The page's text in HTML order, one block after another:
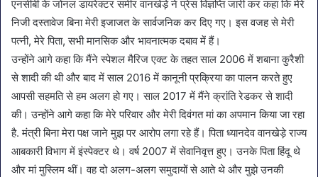
एनसीबी के जोनल डायरेक्टर समीर वानखेड़े ने प्रेस विज्ञप्ति जारी कर कहा कि मेरे
निजी दस्तावेज बिना मेरी इजाजत के सार्वजनिक कर दिए गए। इस वजह से मेरी
पत्नी, मेरे पिता, सभी मानसिक और भावनात्मक दबाव में हैं।
उन्होंने आगे कहा कि मैंने स्पेशल मैरिज एक्ट के तहत साल 2006 में शबाना कुरैशी
से शादी की थी और बाद में साल 2016 में कानूनी प्रक्रिया का पालन करते हुए
आपसी सहमति से हम अलग हो गए। साल 2017 में मैंने क्रांति रेडकर से शादी
की। उन्होंने आगे कहा कि मेरे परिवार और मेरी दिवंगत मां का अपमान किया जा रहा
है. मंत्री बिना मेरा पक्ष जाने मुझ पर आरोप लगा रहे हैं। पिता ध्यानदेव वानखेड़े राज्य
आबकारी विभाग में इंस्पेक्टर थे। वर्ष 2007 में सेवानिवृत्त हुए। उनके पिता हिंदू थे
और मां मुस्लिम थीं। वह दो अलग-अलग समुदायों से आते थे और मुझे उनकी